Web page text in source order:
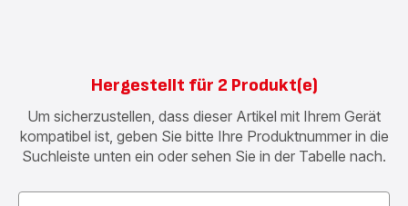
Hergestellt für 2 Produkt(e)
Um sicherzustellen, dass dieser Artikel mit Ihrem Gerät
kompatibel ist, geben Sie bitte Ihre Produktnummer in die
Suchleiste unten ein oder sehen Sie in der Tabelle nach.